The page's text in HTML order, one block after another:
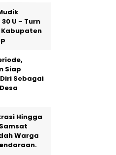
U – Turn
Siap
Sebagai
Hingga
Warga